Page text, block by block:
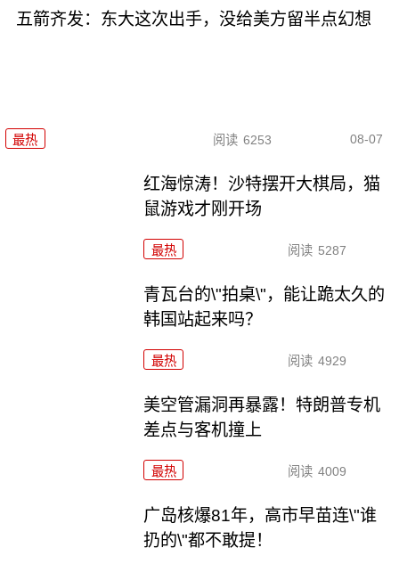
五箭齐发：东大这次出手，没给美方留半点幻想
最热 阅读 6253 08-07
红海惊涛！沙特摆开大棋局，猫
鼠游戏才刚开场
最热 阅读 5287
青瓦台的\"拍桌\"，能让跪太久的
韩国站起来吗？
最热 阅读 4929
美空管漏洞再暴露！特朗普专机
差点与客机撞上
最热 阅读 4009
广岛核爆81年，高市早苗连\"谁
扔的\"都不敢提！